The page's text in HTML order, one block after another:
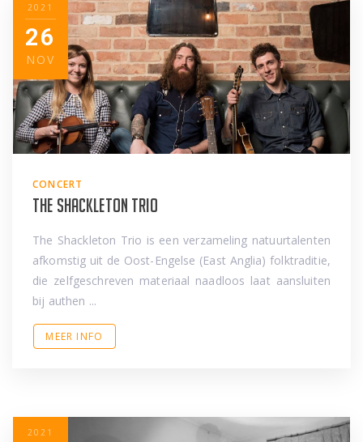
2021
26
NOV
CONCERT
The Shackleton Trio
The Shackleton Trio is een verzameling natuurtalenten
afkomstig uit de Oost-Engelse (East Anglia) folktraditie,
die zelfgeschreven materiaal naadloos laat aansluiten
bij authen ...
MEER INFO
2021